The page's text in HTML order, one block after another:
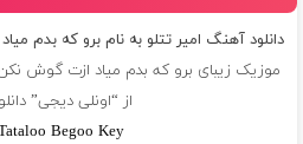
دانلود آهنگ امیر تتلو به نام برو که بدم
موزیک زیبای برو که بدم میاد ازت گوش نکن
از “اونلی دیجی”
Begoo Key